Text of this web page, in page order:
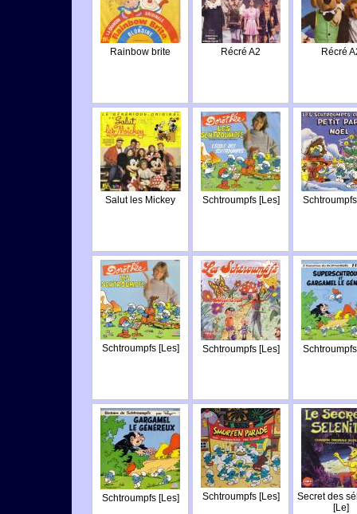
Rainbow brite Récré A2 Récré
Salut les Mickey Schtroumpfs [Les]
Schtroumpfs [Les] Schtroumpfs [Les]
Schtroumpfs [Les] Schtroumpfs [Les]
Secret des
[Le]